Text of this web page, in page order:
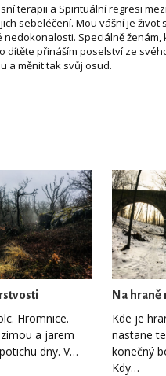
terapii a Spirituální regresi
sebeléčení. Mou vášní je život
Speciálně ženám,
dítěte přináším poselství ze
a měnit tak svůj osud.
Hromnice.
a jarem
dny. V…
Na hraně
Kde je
nastane
konečný
Kdy…